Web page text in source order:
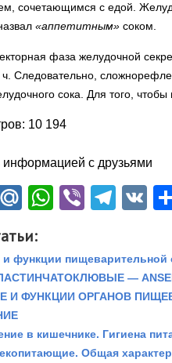
сочетающимся с едой.
«аппетитным» соком.
фаза желудочной
Следовательно,
сока. Для того,
10 194
информацией с друзьями
TwitterMail.Ru
WhatsApp
Viber VK
и функции пищеварительной
—
И ФУНКЦИИ ОРГАНОВ
в кишечнике. Гигиена
Общая